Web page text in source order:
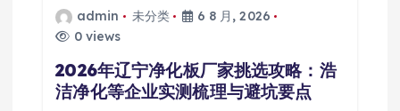
admin 未分类
6 8 月, 2026
0 views
2026年辽宁净化板厂家挑选攻略：浩
洁净化等企业实测梳理与避坑要点